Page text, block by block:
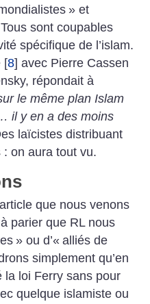
» et
sont coupables
spécifique de l’islam.
[8] avec Pierre Cassen
répondait à
le même plan Islam
il y en a des moins
laïcistes distribuant
on aura tout vu.
que nous venons
parier que RL nous
» ou d’« alliés de
simplement qu’en
la loi Ferry sans pour
quelque islamiste ou